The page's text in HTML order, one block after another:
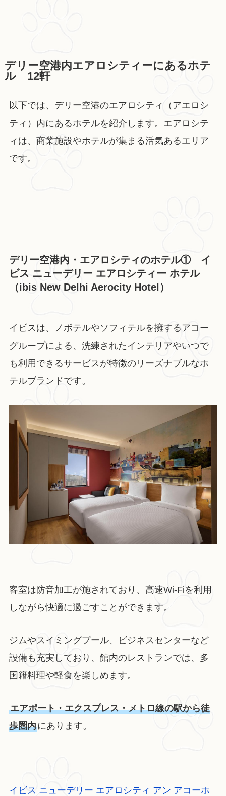
デリー空港内エアロシティーにあるホテ
ル 12軒
以下では、デリー空港のエアロシティ（アエロシ
ティ）内にあるホテルを紹介します。エアロシテ
ィは、商業施設やホテルが集まる活気あるエリア
です。
デリー空港内・エアロシティのホテル① イ
ビス ニューデリー エアロシティー ホテル
（ibis New Delhi Aerocity Hotel）
イビスは、ノボテルやソフィテルを擁するアコー
グループによる、洗練されたインテリアやいつで
も利用できるサービスが特徴のリーズナブルなホ
テルブランドです。
客室は防音加工が施されており、高速Wi-Fiを利用
しながら快適に過ごすことができます。
ジムやスイミングプール、ビジネスセンターなど
設備も充実しており、館内のレストランでは、多
国籍料理や軽食を楽しめます。
エアポート・エクスプレス・メトロ線の駅から徒
歩圏内にあります。
イビス ニューデリー エアロシティ アン アコーホ